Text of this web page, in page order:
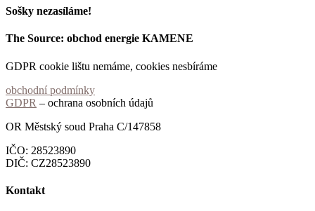
Sošky nezasíláme!
The Source: obchod energie KAMENE
GDPR cookie lištu nemáme, cookies nesbíráme
obchodní podmínky
GDPR – ochrana osobních údajů
OR Městský soud Praha C/147858
IČO: 28523890
DIČ: CZ28523890
Kontakt